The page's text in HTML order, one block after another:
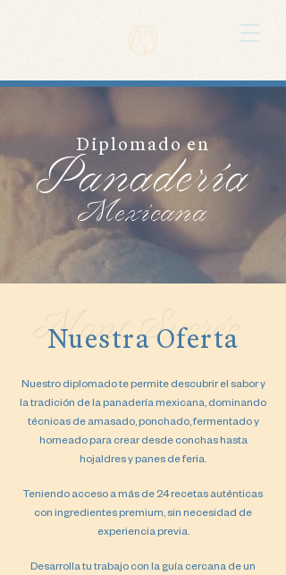
Diplomado en
Panadería
Mexicana
Mont Sucrée
Nuestra Oferta
Nuestro diplomado te permite descubrir el sabor y
la tradición de la panadería mexicana, dominando
técnicas de amasado, ponchado, fermentado y
horneado para crear desde conchas hasta
hojaldres y panes de feria.
Teniendo acceso a más de 24 recetas auténticas
con ingredientes premium, sin necesidad de
experiencia previa.
Desarrolla tu trabajo con la guía cercana de un